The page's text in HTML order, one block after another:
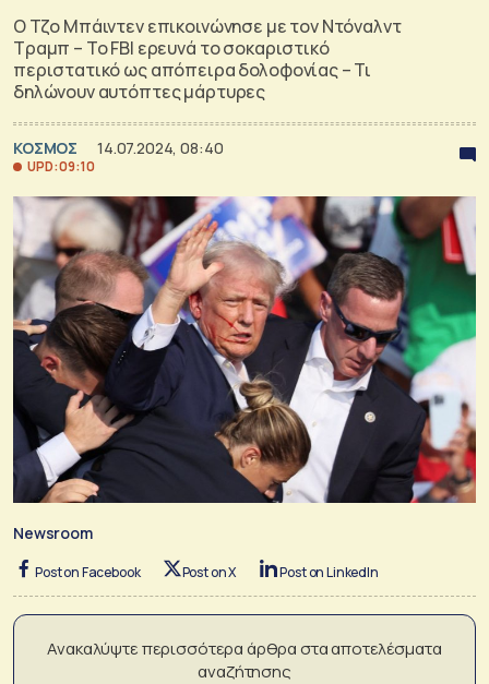
Ο Τζο Μπάιντεν επικοινώνησε με τον Ντόναλντ
Τραμπ – Το FBI ερευνά το σοκαριστικό
περιστατικό ως απόπειρα δολοφονίας – Τι
δηλώνουν αυτόπτες μάρτυρες
ΚΟΣΜΟΣ 14.07.2024, 08:40
UPD: 09:10
Newsroom
Post on Facebook Post on X Post on LinkedIn
Ανακαλύψτε περισσότερα άρθρα στα αποτελέσματα
αναζήτησης